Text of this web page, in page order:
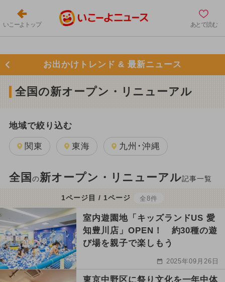
いこーよトップ あとで読む
お出かけトレンド & 最新ニュース
全国の新オープン・リニューアル
地域で絞り込む
関東 東海 九州･沖縄
全国 の新オープン・リニューアル記事一覧
1ページ目 / 1ページ 全8件
室内遊園地「キッズランドUS 愛
知豊川店」OPEN！ 約30種の遊
び場を親子で楽しもう
2025年09月26日
東京中野区に祭り文化を一年中体